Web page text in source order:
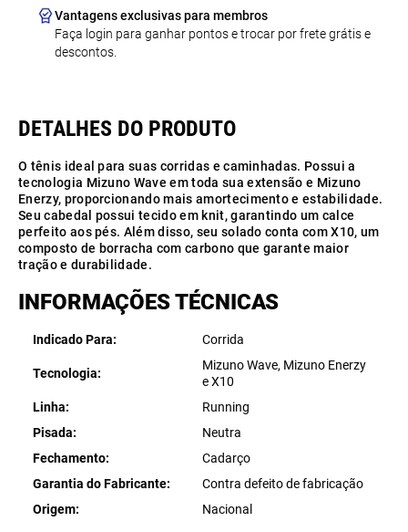
Vantagens exclusivas para membros
Faça login para ganhar pontos e trocar por frete grátis e
descontos.
O tênis ideal para suas corridas e caminhadas. Possui a
tecnologia Mizuno Wave em toda sua extensão e Mizuno
Enerzy, proporcionando mais amortecimento e estabilidade.
Seu cabedal possui tecido em knit, garantindo um calce
perfeito aos pés. Além disso, seu solado conta com X10, um
composto de borracha com carbono que garante maior
tração e durabilidade.
INFORMAÇÕES TÉCNICAS
Indicado Para Corrida
Tecnologia
Mizuno Wave, Mizuno Enerzy
e X10
Linha
Running
Pisada
Neutra
Fechamento
Cadarço
Garantia do Fabricante
Contra defeito de fabricação
Origem
Nacional